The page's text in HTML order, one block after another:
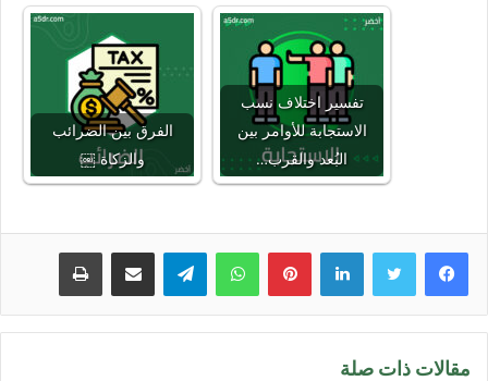
الفرق بين الضرائب
والزكاة ￼
تفسير اختلاف نسب
الاستجابة للأوامر بين
البُعد والقرب…
لينكدإن بينتيريستواتساب تيلقرام مشاركة عبر البريد طباعة
مقالات ذات صلة